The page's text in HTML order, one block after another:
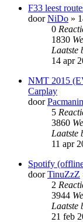
F33 leest
doorNiDo »
0
1830
Laatste
14 apr
NMT 2015
Carplay
door
5
3860
Laatste
11 apr
Spotify
doorTinuZzZ
2
3944
Laatste
21 feb